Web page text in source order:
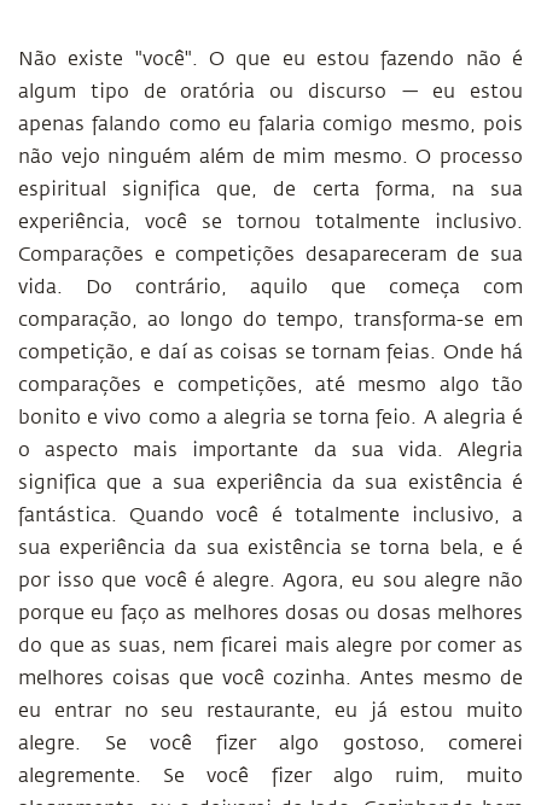
Não existe "você". O que eu estou fazendo não é
algum tipo de oratória ou discurso — eu estou
apenas falando como eu falaria comigo mesmo, pois
não vejo ninguém além de mim mesmo. O processo
espiritual significa que, de certa forma, na sua
experiência, você se tornou totalmente inclusivo.
Comparações e competições desapareceram de sua
vida. Do contrário, aquilo que começa com
comparação, ao longo do tempo, transforma-se em
competição, e daí as coisas se tornam feias. Onde há
comparações e competições, até mesmo algo tão
bonito e vivo como a alegria se torna feio. A alegria é
o aspecto mais importante da sua vida. Alegria
significa que a sua experiência da sua existência é
fantástica. Quando você é totalmente inclusivo, a
sua experiência da sua existência se torna bela, e é
por isso que você é alegre. Agora, eu sou alegre não
porque eu faço as melhores dosas ou dosas melhores
do que as suas, nem ficarei mais alegre por comer as
melhores coisas que você cozinha. Antes mesmo de
eu entrar no seu restaurante, eu já estou muito
alegre. Se você fizer algo gostoso, comerei
alegremente. Se você fizer algo ruim, muito